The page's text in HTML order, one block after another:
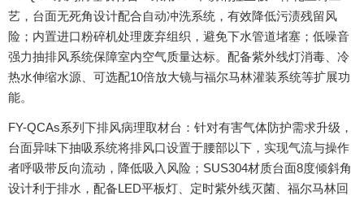
艺，台面无死角设计配合自动冲洗系统，有效降低污渍残留风
险；内置进口粉碎机处理废弃组织，避免下水管道堵塞；低噪音
强力抽排风系统保障室内空气质量达标。配备紫外线灯消毒、冷
热水伸缩水源、可选配10倍放大镜与福尔马林灌装系统等扩展功
能。
FY-QCAs系列下排风病理取材台：针对有害气体防护需求升级，
台面异味下抽吸系统将排风口设置于腰部以下，实现气流与操作
者呼吸带反向流动，降低吸入风险；SUS304材质台面8度倾斜角
设计利于排水，配备LED平板灯、定时紫外线灭菌、福尔马林回